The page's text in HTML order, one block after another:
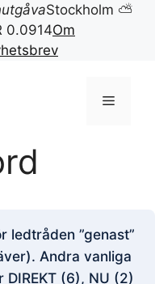
Stockholm ⛅
0.0914Om
Meny
ledtråden ”genast”
Andra vanliga
(6), NU (2)